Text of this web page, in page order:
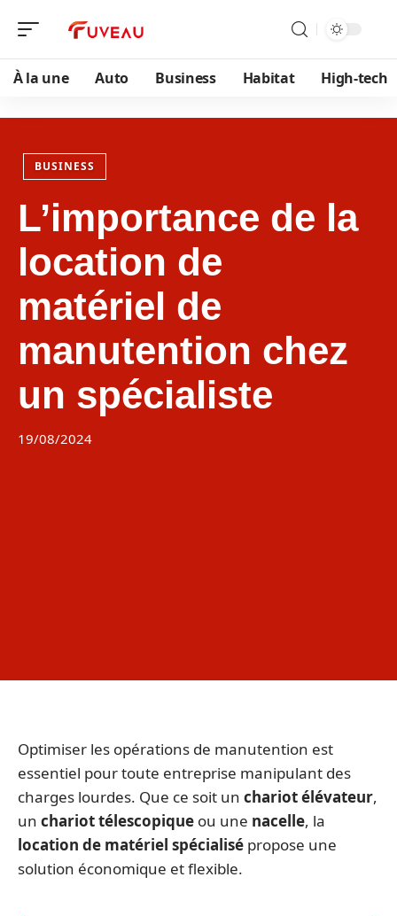
À la une Auto Business Habitat High-tech
BUSINESS
L’importance de la
location de
matériel de
manutention chez
un spécialiste
19/08/2024
Optimiser les opérations de manutention est
essentiel pour toute entreprise manipulant des
charges lourdes. Que ce soit un chariot élévateur,
un chariot télescopique ou une nacelle, la
location de matériel spécialisé propose une
solution économique et flexible.